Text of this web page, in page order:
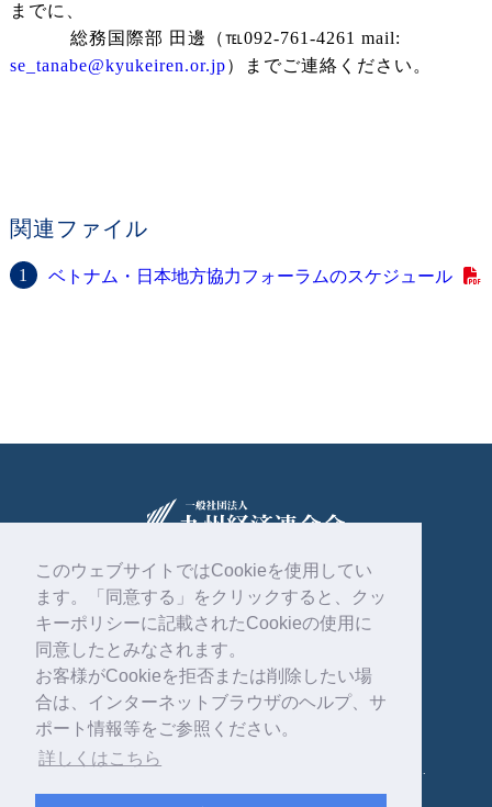
このウェブサイトではCookieを使用してい
ます。「同意する」をクリックすると、クッ
キーポリシーに記載されたCookieの使用に
同意したとみなされます。
お客様がCookieを拒否または削除したい場
合は、インターネットブラウザのヘルプ、サ
ポート情報等をご参照ください。
詳しくはこちら
までに、
総務国際部 田邊（℡092-761-4261 mail:
se_tanabe@kyukeiren.or.jp）までご連絡ください。
関連ファイル
ベトナム・日本地方協力フォーラムのスケジュール
〒810-0004
福岡市中央区渡辺通2丁目1番82号
092-761-4261
Copyright © 一般社団法人 九州経済連合会 . All rights reserved.